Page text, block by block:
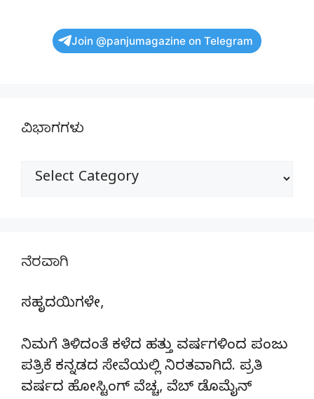
Join @panjumagazine on Telegram
ವಿಭಾಗಗಳು
ವಿಭಾಗಗಳು
ನೆರವಾಗಿ
ಸಹೃದಯಿಗಳೇ,
ನಿಮಗೆ ತಿಳಿದಂತೆ ಕಳೆದ ಹತ್ತು ವರ್ಷಗಳಿಂದ ಪಂಜು
ಪತ್ರಿಕೆ ಕನ್ನಡದ ಸೇವೆಯಲ್ಲಿ ನಿರತವಾಗಿದೆ. ಪ್ರತಿ
ವರ್ಷದ ಹೋಸ್ಟಿಂಗ್‌ ವೆಚ್ಚ, ವೆಬ್‌ ಡೊಮೈನ್‌